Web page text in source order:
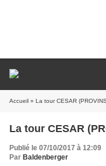
Accueil » La tour CESAR
La tour CESAR
Publié le 07/10/2017 à 12:09
Par Baldenberger